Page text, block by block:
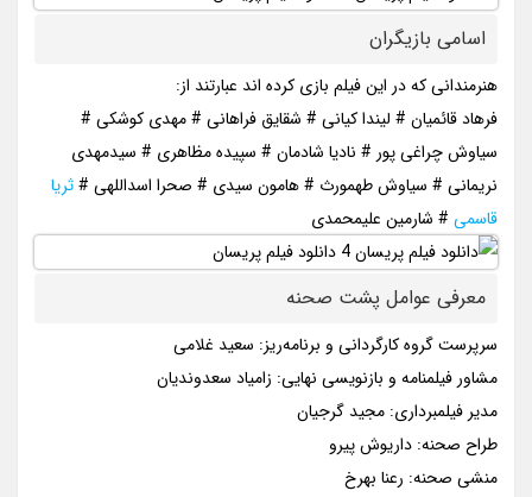
اسامی بازیگران
هنرمندانی که در این فیلم بازی کرده اند عبارتند از:
فرهاد قائمیان # لیندا کیانی # شقایق فراهانی # مهدی کوشکی #
سیاوش چراغی پور # نادیا شادمان # سپیده مظاهری # سیدمهدی
نریمانی # سیاوش طهمورث # هامون سیدی # صحرا اسداللهی #ثریا
قاسمی # شارمین علیمحمدی
معرفی عوامل پشت صحنه
سرپرست گروه کارگردانی و برنامه‌ریز: سعید غلامی
مشاور فیلمنامه و بازنویسی نهایی: زامیاد سعدوندیان
مدیر فیلمبرداری: مجید گرجیان
طراح صحنه: داریوش پیرو
منشی صحنه: رعنا بهرخ